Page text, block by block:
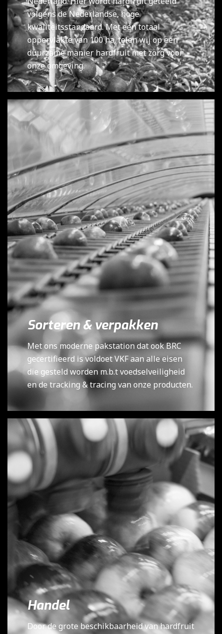
volgens de Nederlandse, hoge
kwaliteitsstandaard. Met een totaal
oppervlakte van 100 ha. telen wij op een
duurzame manier hardfruit met zorg voor
onze omgeving.
Sorteren & verpakken
Met ons moderne pakstation dat ook BRC
gecertifieerd is voldoet VKF aan alle eisen
die gesteld worden m.b.t voedselveiligheid
en de tracking & tracing van onze producten.
Handel
Door de grote beschikbaarheid van hardfruit